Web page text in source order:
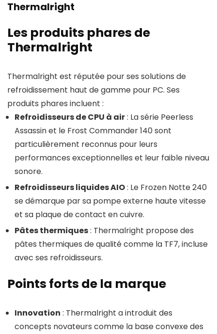
Thermalright
Les produits phares de
Thermalright
Thermalright est réputée pour ses solutions de
refroidissement haut de gamme pour PC. Ses
produits phares incluent :
Refroidisseurs de CPU à air: La série Peerless
Assassin et le Frost Commander 140 sont
particulièrement reconnus pour leurs
performances exceptionnelles et leur faible niveau
sonore.
Refroidisseurs liquides AIO: Le Frozen Notte 240
se démarque par sa pompe externe haute vitesse
et sa plaque de contact en cuivre.
Pâtes thermiques: Thermalright propose des
pâtes thermiques de qualité comme la TF7, incluse
avec ses refroidisseurs.
Points forts de la marque
Innovation : Thermalright a introduit des
concepts novateurs comme la base convexe des